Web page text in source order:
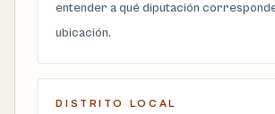
entender a qué diputación
ubicación.
DISTRITO LOCAL